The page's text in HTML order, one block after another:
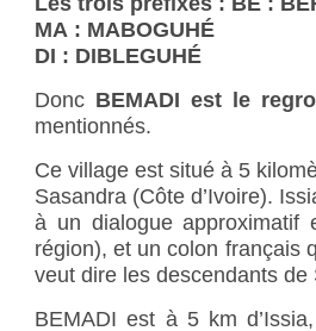
MA : MABOGUHÉ
DI : DIBLEGUHÉ
Donc BEMADI est le
mentionnés.
Ce village est situé à 5
Sasandra (Côte d’Ivoire).
à un dialogue approximatif
région), et un colon français
veut dire les descendants de
BEMADI est à 5 km